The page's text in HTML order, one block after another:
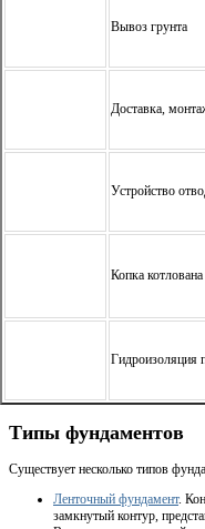
Вывоз грунта
Доставка,
Устройство
Копка котлована
Гидроизоляция
Типы фундаментов
Существует несколько типов
Ленточный фундамент.
замкнутый контур,